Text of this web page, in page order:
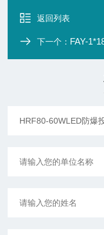
返回列表
下一个： FAY-